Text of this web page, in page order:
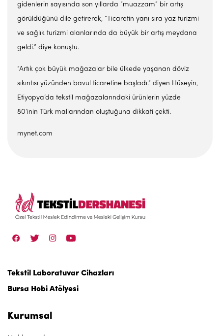
gidenlerin sayısında son yıllarda “muazzam” bir artış
görüldüğünü dile getirerek, “Ticaretin yanı sıra yaz turizmi
ve sağlık turizmi alanlarında da büyük bir artış meydana
geldi.” diye konuştu.
“Artık çok büyük mağazalar bile ülkede yaşanan döviz
sıkıntısı yüzünden bavul ticaretine başladı.” diyen Hüseyin,
Etiyopya’da tekstil mağazalarındaki ürünlerin yüzde
80’inin Türk mallarından oluştuğuna dikkati çekti.
mynet.com
Tekstil Laboratuvar Cihazları
Bursa Hobi Atölyesi
Kurumsal